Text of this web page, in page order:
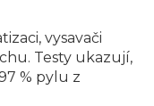
vysavači
Testy ukazují,
% pylu z